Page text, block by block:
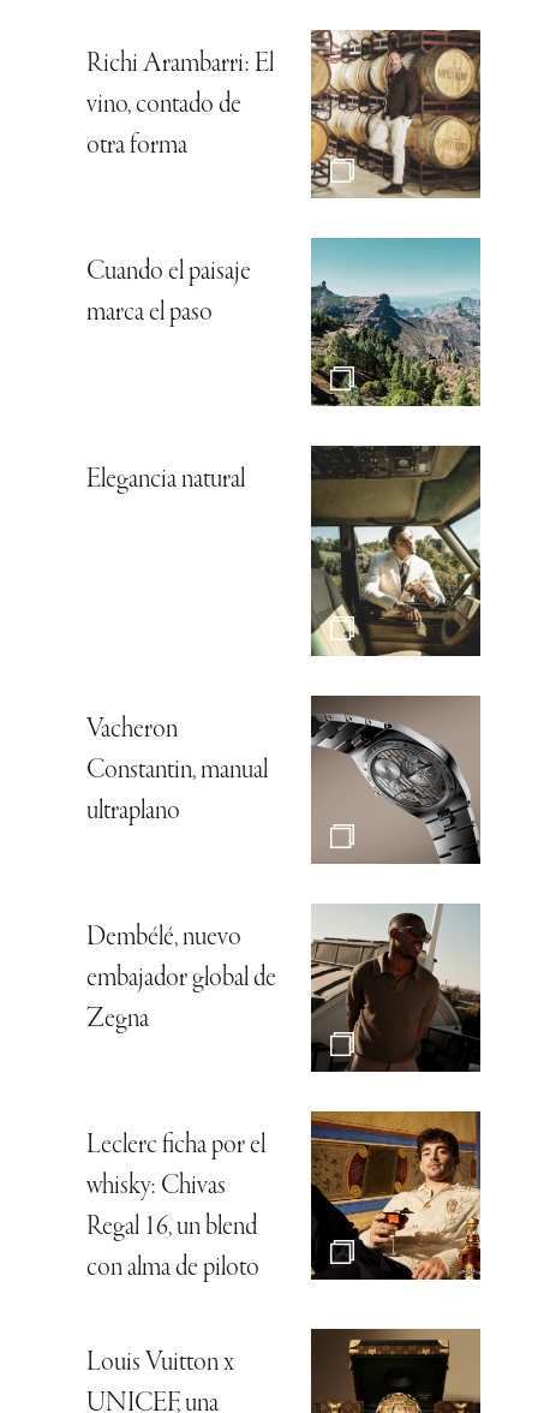
Richi Arambarri: El
vino, contado de
otra forma
Cuando el paisaje
marca el paso
Elegancia natural
Vacheron
Constantin, manual
ultraplano
Dembélé, nuevo
embajador global de
Zegna
Leclerc ficha por el
whisky: Chivas
Regal 16, un blend
con alma de piloto
Louis Vuitton x
UNICEF, una